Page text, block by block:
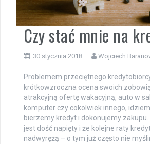
Czy stać mnie na
30 stycznia 2018 Wojciech
Problemem przeciętnego
krótkowzroczna ocena swoich
atrakcyjną ofertę wakacyjną, auto w
komputer czy cokolwiek innego,
bierzemy kredyt i dokonujemy
jest dość napięty i że kolejne raty
nadwyrężą – o tym już często nie